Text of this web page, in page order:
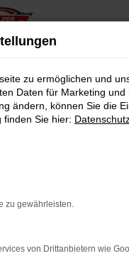
Funktioniert die
zu ermöglichen und
Daten für Marketing
ändern, können Sie die
finden Sie hier:
zu gewährleisten.
von Drittanbietern wie